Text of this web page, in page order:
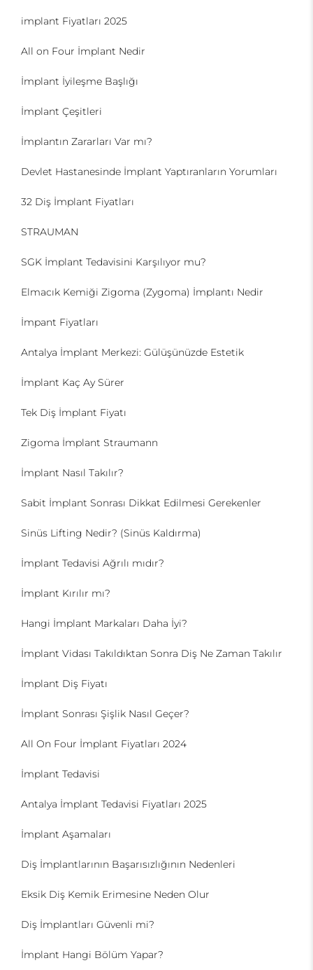
implant Fiyatları 2025
All on Four İmplant Nedir
İmplant İyileşme Başlığı
İmplant Çeşitleri
İmplantın Zararları Var mı?
Devlet Hastanesinde İmplant Yaptıranların Yorumları
32 Diş İmplant Fiyatları
STRAUMAN
SGK İmplant Tedavisini Karşılıyor mu?
Elmacık Kemiği Zigoma (Zygoma) İmplantı Nedir
İmpant Fiyatları
Antalya İmplant Merkezi: Gülüşünüzde Estetik
İmplant Kaç Ay Sürer
Tek Diş İmplant Fiyatı
Zigoma İmplant Straumann
İmplant Nasıl Takılır?
Sabit İmplant Sonrası Dikkat Edilmesi Gerekenler
Sinüs Lifting Nedir? (Sinüs Kaldırma)
İmplant Tedavisi Ağrılı mıdır?
İmplant Kırılır mı?
Hangi İmplant Markaları Daha İyi?
İmplant Vidası Takıldıktan Sonra Diş Ne Zaman Takılır
İmplant Diş Fiyatı
İmplant Sonrası Şişlik Nasıl Geçer?
All On Four İmplant Fiyatları 2024
İmplant Tedavisi
Antalya İmplant Tedavisi Fiyatları 2025
İmplant Aşamaları
Diş İmplantlarının Başarısızlığının Nedenleri
Eksik Diş Kemik Erimesine Neden Olur
Diş İmplantları Güvenli mi?
İmplant Hangi Bölüm Yapar?